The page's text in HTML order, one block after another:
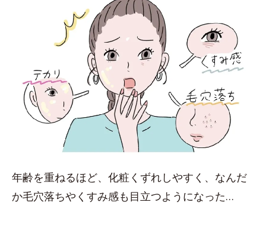
年齢を重ねるほど、化粧くずれしやすく、なんだ
か毛穴落ちやくすみ感も目立つようになった…